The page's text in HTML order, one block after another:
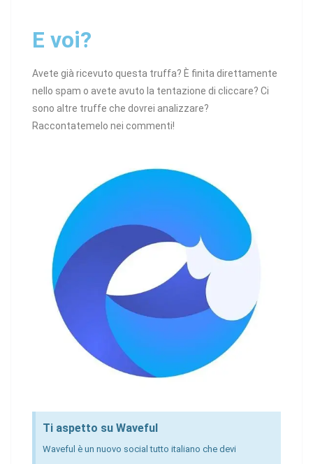
E voi?
Avete già ricevuto questa truffa? È finita direttamente
nello spam o avete avuto la tentazione di cliccare? Ci
sono altre truffe che dovrei analizzare?
Raccontatemelo nei commenti!
Ti aspetto su Waveful
Waveful è un nuovo social tutto italiano che devi